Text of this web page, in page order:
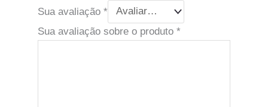
Sua avaliação *
Sua avaliação sobre o produto *